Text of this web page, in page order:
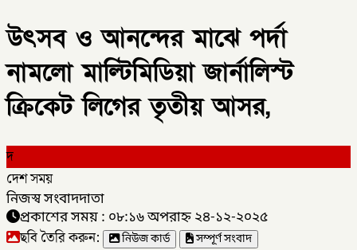
উৎসব ও আনন্দের মাঝে পর্দা
নামলো মাল্টিমিডিয়া জার্নালিস্ট
ক্রিকেট লিগের তৃতীয় আসর,
দ
দেশ সময়
নিজস্ব সংবাদদাতা
প্রকাশের সময় : ০৮:১৬ অপরাহ্ন ২৪-১২-২০২৫
ছবি তৈরি করুন: নিউজ কার্ড
সম্পূর্ণ সংবাদ